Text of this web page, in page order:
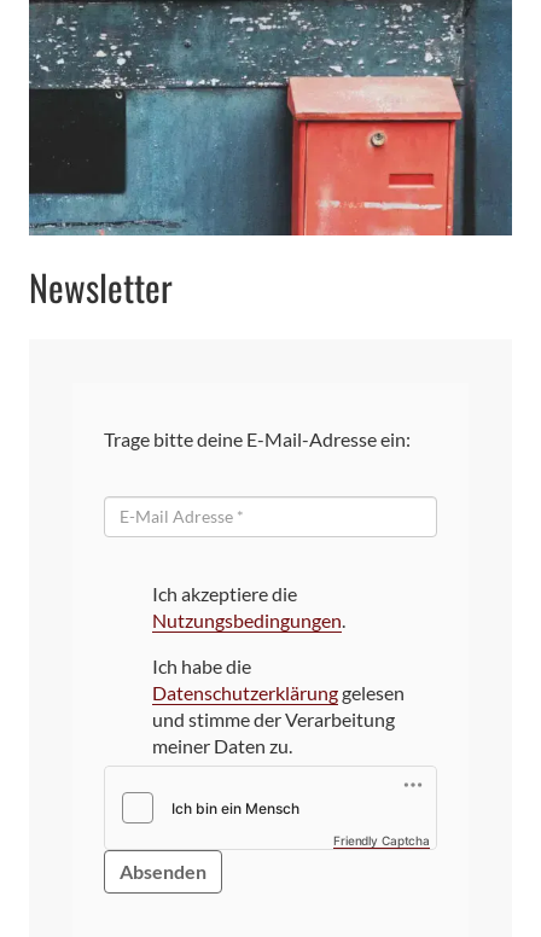
Newsletter
Trage bitte deine E-Mail-Adresse ein:
E-
Mail
Ich akzeptiere die
Nutzungsbedingungen
Ich habe die
Datenschutzerklärunggelesen
und stimme der Verarbeitung
meiner Daten zu.
Friendly Captcha
Bitte
dieses